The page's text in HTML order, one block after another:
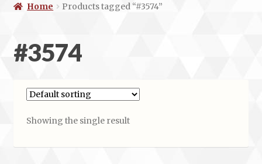
Home Products tagged “#3574”
#3574
Showing the single result